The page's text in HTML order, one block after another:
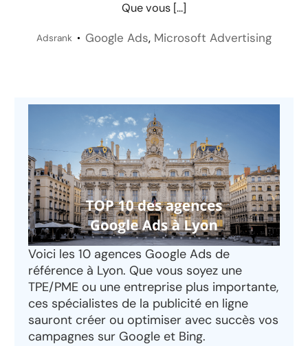
Que vous […]
Adsrank Google Ads, Microsoft Advertising
Voici les 10 agences Google Ads de
référence à Lyon. Que vous soyez une
TPE/PME ou une entreprise plus importante,
ces spécialistes de la publicité en ligne
sauront créer ou optimiser avec succès vos
campagnes sur Google et Bing.